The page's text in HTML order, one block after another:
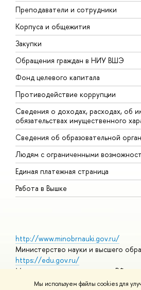
Мы используем файлы cookies для
Преподаватели и сотрудники
Корпуса и общежития
Закупки
Обращения граждан в НИУ ВШЭ
Фонд целевого капитала
Противодействие коррупции
Сведения о доходах, расходах, об
обязательствах имущественного
Сведения об образовательной
Людям с ограниченными
Единая платежная страница
Работа в Вышке
http://www.minobrnauki.gov.ru/
Министерство науки и высшего
https://edu.gov.ru/
Министерство просвещения РФ
https://elearning.hse.ru/mooc